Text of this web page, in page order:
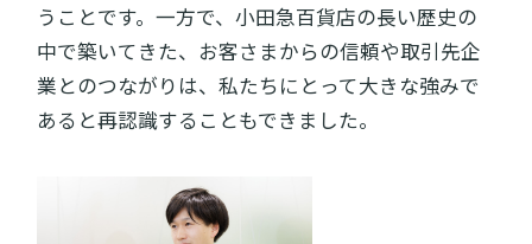
うことです。一方で、小田急百貨店の長い歴史の
中で築いてきた、お客さまからの信頼や取引先企
業とのつながりは、私たちにとって大きな強みで
あると再認識することもできました。